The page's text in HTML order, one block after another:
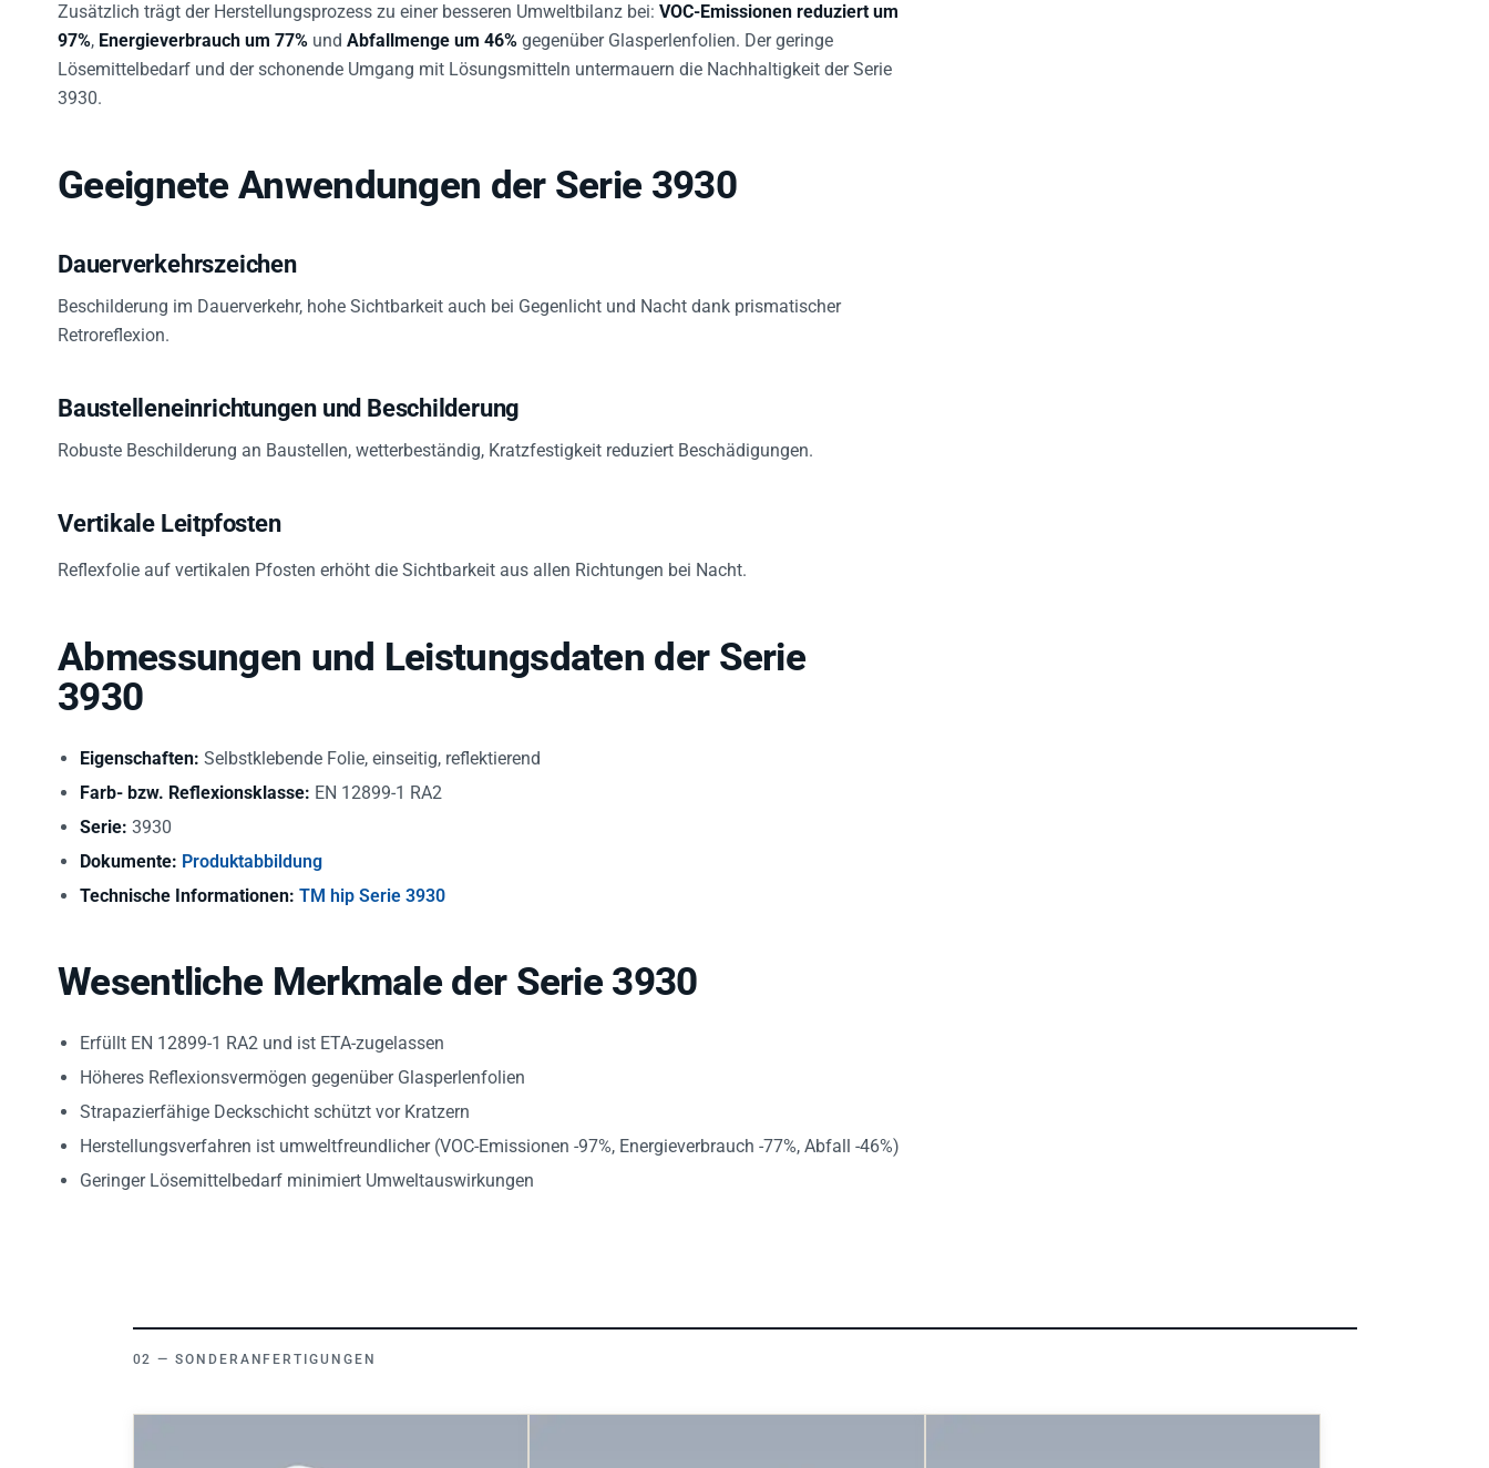
Zusätzlich trägt der Herstellungsprozess zu einer besseren Umweltbilanz bei: VOC-Emissionen reduziert um
97%, Energieverbrauch um 77% und Abfallmenge um 46% gegenüber Glasperlenfolien. Der geringe
Lösemittelbedarf und der schonende Umgang mit Lösungsmitteln untermauern die Nachhaltigkeit der Serie
3930.
Geeignete Anwendungen der Serie 3930
Dauerverkehrszeichen
Beschilderung im Dauerverkehr, hohe Sichtbarkeit auch bei Gegenlicht und Nacht dank prismatischer
Retroreflexion.
Baustelleneinrichtungen und Beschilderung
Robuste Beschilderung an Baustellen, wetterbeständig, Kratzfestigkeit reduziert Beschädigungen.
Vertikale Leitpfosten
Reflexfolie auf vertikalen Pfosten erhöht die Sichtbarkeit aus allen Richtungen bei Nacht.
Abmessungen und Leistungsdaten der Serie
3930
Eigenschaften: Selbstklebende Folie, einseitig, reflektierend
Farb- bzw. Reflexionsklasse: EN 12899-1 RA2
Serie: 3930
Dokumente: Produktabbildung
Technische Informationen: TM hip Serie 3930
Wesentliche Merkmale der Serie 3930
Erfüllt EN 12899-1 RA2 und ist ETA-zugelassen
Höheres Reflexionsvermögen gegenüber Glasperlenfolien
Strapazierfähige Deckschicht schützt vor Kratzern
Herstellungsverfahren ist umweltfreundlicher (VOC-Emissionen -97%, Energieverbrauch -77%, Abfall -46%)
Geringer Lösemittelbedarf minimiert Umweltauswirkungen
SONDERANFERTIGUNGEN